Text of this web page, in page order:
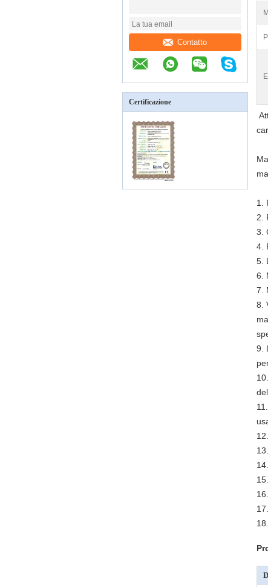
Contatto
Certificazione
1.
2.
3.
4.
5.
6.
7.
8.
9.